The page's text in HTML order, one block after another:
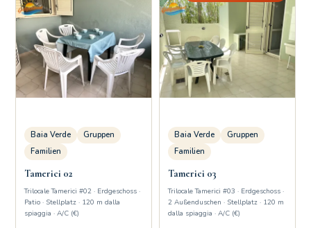
Baia Verde
Gruppen
Familien
Tamerici 02
Trilocale Tamerici #02 · Erdgeschoss ·
Patio · Stellplatz · 120 m dalla
spiaggia · A/C (€)
Baia Verde
Gruppen
Familien
Tamerici 03
Trilocale Tamerici #03 · Erdgeschoss ·
2 Außenduschen · Stellplatz · 120 m
dalla spiaggia · A/C (€)